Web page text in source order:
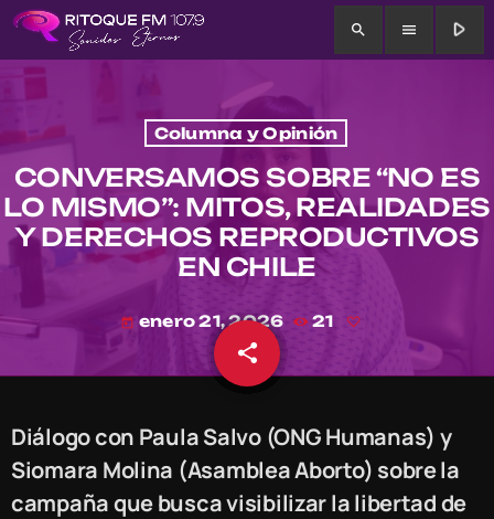
search menu play_arrow
Columna y Opinión
CONVERSAMOS SOBRE “NO ES
LO MISMO”: MITOS, REALIDADES
Y DERECHOS REPRODUCTIVOS
EN CHILE
today enero 21, 2026 21
share
email
Diálogo con Paula Salvo (ONG Humanas) y
Siomara Molina (Asamblea Aborto) sobre la
campaña que busca visibilizar la libertad de